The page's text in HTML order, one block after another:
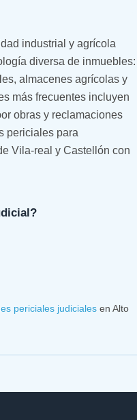
industrial y agrícola
diversa de inmuebles:
almacenes agrícolas y
más frecuentes incluyen
obras y reclamaciones
periciales para
Vila-real y Castellón con
periciales judiciales en Alto